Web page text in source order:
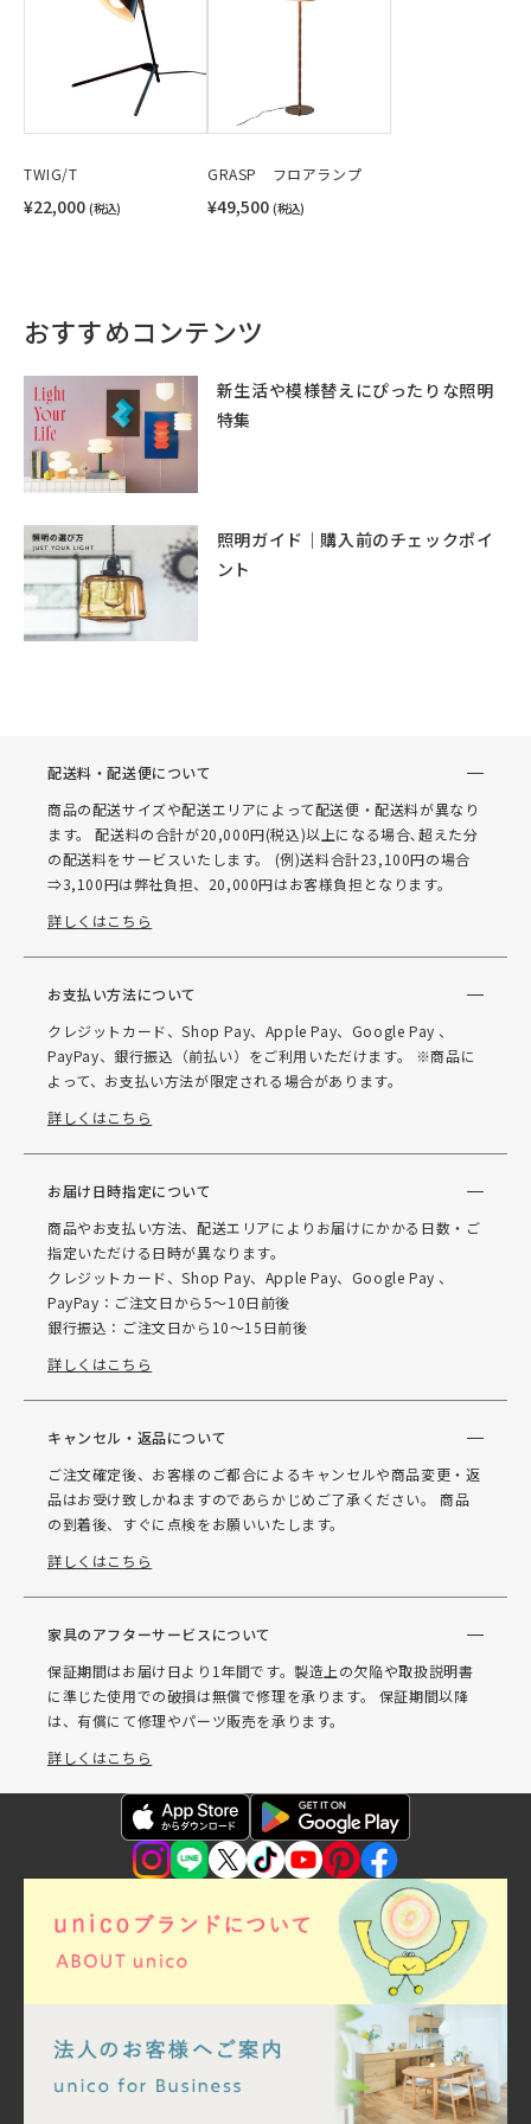
TWIG/T
¥22,000 (税込)
GRASP フロアランプ
¥49,500 (税込)
おすすめコンテンツ
新生活や模様替えにぴったりな照明
特集
照明ガイド｜購入前のチェックポイ
ント
配送料・配送便について
商品の配送サイズや配送エリアによって配送便・配送料が異なり
ます。 配送料の合計が20,000円(税込)以上になる場合､超えた分
の配送料をサービスいたします。 (例)送料合計23,100円の場合
⇒3,100円は弊社負担、20,000円はお客様負担となります。
詳しくはこちら
お支払い方法について
クレジットカード、Shop Pay、Apple Pay、Google Pay 、
PayPay、銀行振込（前払い）をご利用いただけます。 ※商品に
よって、お支払い方法が限定される場合があります。
詳しくはこちら
お届け日時指定について
商品やお支払い方法、配送エリアによりお届けにかかる日数・ご
指定いただける日時が異なります。
クレジットカード、Shop Pay、Apple Pay、Google Pay 、
PayPay：ご注文日から5～10日前後
銀行振込：ご注文日から10～15日前後
詳しくはこちら
キャンセル・返品について
ご注文確定後、お客様のご都合によるキャンセルや商品変更・返
品はお受け致しかねますのであらかじめご了承ください。 商品
の到着後、すぐに点検をお願いいたします。
詳しくはこちら
家具のアフターサービスについて
保証期間はお届け日より1年間です。製造上の欠陥や取扱説明書
に準じた使用での破損は無償で修理を承ります。 保証期間以降
は、有償にて修理やパーツ販売を承ります。
詳しくはこちら